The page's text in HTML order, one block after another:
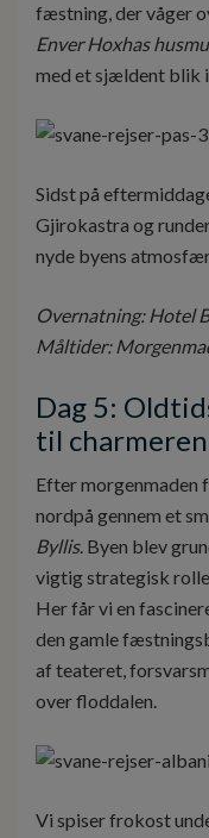
fæstning, der våger
Enver Hoxhas
med et sjældent blik
Sidst på
Gjirokastra og
nyde byens
Overnatning: Hotel
Måltider:
Dag 5:
til
Efter morgenmaden
nordpå gennem et
Byllis. Byen blev
vigtig strategisk
Her får vi en
den gamle
af teateret,
over floddalen.
Vi spiser frokost